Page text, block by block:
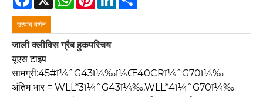
उत्पाद वर्णन
जाली क्लीविस ग्रैब हुकपरिचय
यूएस टाइप
सामग्री:45#ï¼ˆG43ï¼‰ï¼Œ40CRï¼ˆG70ï¼‰
अंतिम भार = WLL*3ï¼ˆG43ï¼‰,WLL*4ï¼ˆG70ï¼‰